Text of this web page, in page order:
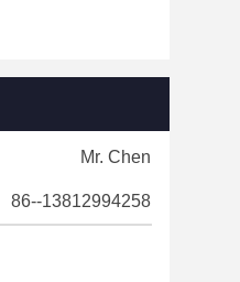
Mr. Chen
86--13812994258